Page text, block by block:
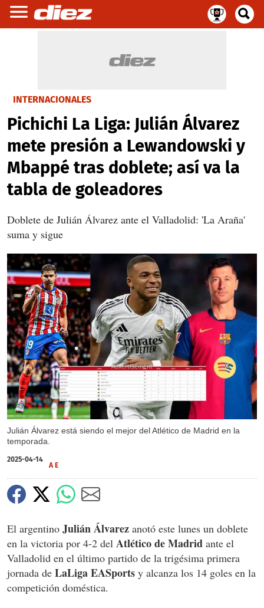
INTERNACIONALES
Pichichi La Liga: Julián Álvarez
mete presión a Lewandowski y
Mbappé tras doblete; así va la
tabla de goleadores
Doblete de Julián Álvarez ante el Valladolid: 'La Araña'
suma y sigue
Julián Álvarez está siendo el mejor del Atlético de Madrid en la
temporada.
X
2025-04-14
A E
El argentino Julián Álvarez anotó este lunes un doblete
en la victoria por 4-2 del Atlético de Madrid ante el
Valladolid en el último partido de la trigésima primera
jornada de LaLiga EASports y alcanza los 14 goles en la
competición doméstica.